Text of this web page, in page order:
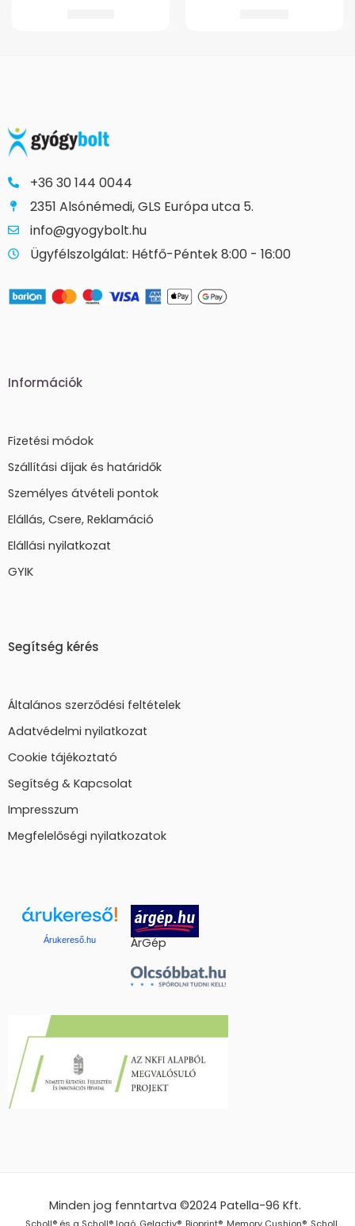
+36 30 144 0044
2351 Alsónémedi, GLS Európa utca 5.
info@gyogybolt.hu
Ügyfélszolgálat: Hétfő-Péntek 8:00 - 16:00
Információk
Fizetési módok
Szállítási díjak és határidők
Személyes átvételi pontok
Elállás, Csere, Reklamáció
Elállási nyilatkozat
GYIK
Segítség kérés
Általános szerződési feltételek
Adatvédelmi nyilatkozat
Cookie tájékoztató
Segítség & Kapcsolat
Impresszum
Megfelelőségi nyilatkozatok
Árukereső.hu ÁrGép
Minden jog fenntartva ©2024Patella-96 Kft.